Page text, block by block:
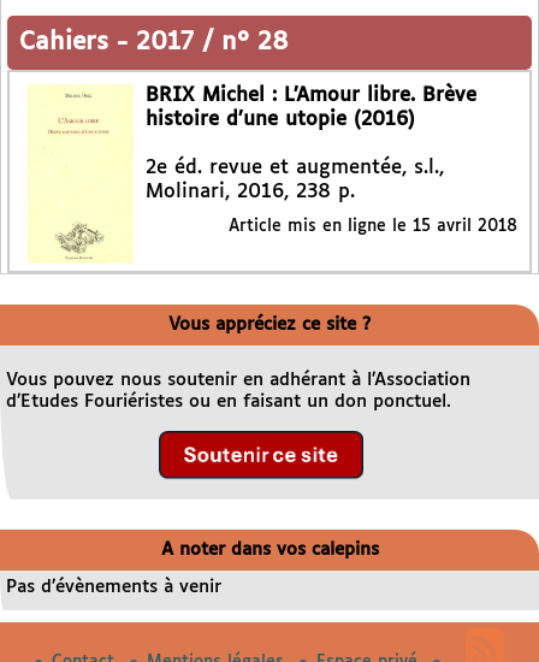
Cahiers - 2017 / n° 28
BRIX Michel : L’Amour libre. Brève
histoire d’une utopie (2016)
2e éd. revue et augmentée, s.l.,
Molinari, 2016, 238 p.
Article mis en ligne le 15 avril 2018
Vous appréciez ce site ?
Vous pouvez nous soutenir en adhérant à l’Association
d’Etudes Fouriéristes ou en faisant un don ponctuel.
A noter dans vos calepins
Pas d’évènements à venir